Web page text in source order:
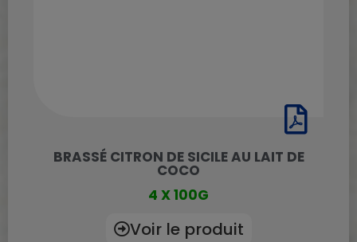
BRASSÉ CITRON DE SICILE AU LAIT DE
COCO
4 X 100G
Voir le produit